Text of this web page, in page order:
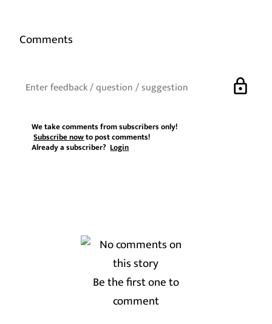
Comments
lock
We take comments from subscribers only!
Subscribe nowto post comments!
Already a subscriber?Login
Be the first one to
comment